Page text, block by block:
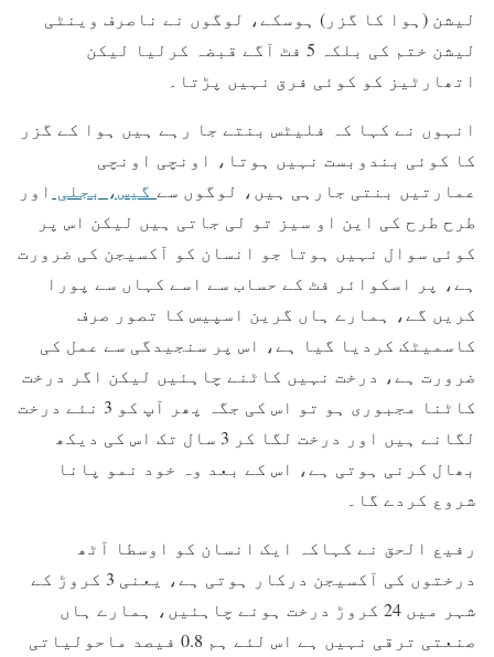
لیشن (ہوا کا گزر) ہوسکے، لوگوں نے ناصرف وینٹی
لیشن ختم کی بلکہ 5 فٹ آگے قبضہ کرلیا لیکن
اتھارٹیز کو کوئی فرق نہیں پڑتا۔
انہوں نے کہا کہ فلیٹس بنتے جا رہے ہیں ہوا کے گزر
کا کوئی بندوبست نہیں ہوتا، اونچی اونچی
عمارتیں بنتی جارہی ہیں، لوگوں سے گیس، بجلی اور
طرح طرح کی این او سیز تو لی جاتی ہیں لیکن اس پر
کوئی سوال نہیں ہوتا جو انسان کو آکسیجن کی ضرورت
ہے، پر اسکوائر فٹ کے حساب سے اسے کہاں سے پورا
کریں گے، ہمارے ہاں گرین اسپیس کا تصور صرف
کاسمیٹک کردیا گیا ہے، اس پر سنجیدگی سے عمل کی
ضرورت ہے، درخت نہیں کاٹنے چاہئیں لیکن اگر درخت
کاٹنا مجبوری ہو تو اس کی جگہ پھر آپ کو 3 نئے درخت
لگانے ہیں اور درخت لگا کر 3 سال تک اس کی دیکھ
بھال کرنی ہوتی ہے، اس کے بعد وہ خود نمو پانا
شروع کردے گا۔
رفیع الحق نے کہاکہ ایک انسان کو اوسطا آٹھ
درختوں کی آکسیجن درکار ہوتی ہے، یعنی 3 کروڑ کے
شہر میں 24 کروڑ درخت ہونے چاہئیں، ہمارے ہاں
صنعتی ترقی نہیں ہے اس لئے ہم 0.8 فیصد ماحولیاتی